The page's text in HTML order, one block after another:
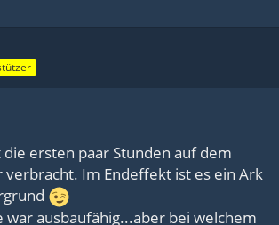
die ersten paar Stunden auf dem
verbracht. Im Endeffekt ist es ein Ark
war ausbaufähig...aber bei welchem